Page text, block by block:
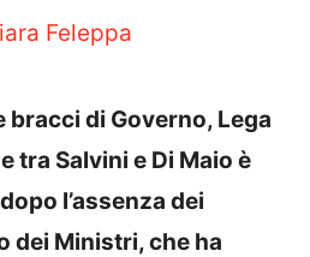
Feleppa
bracci di Governo, Lega
tra Salvini e Di Maio è
l’assenza dei
dei Ministri, che ha